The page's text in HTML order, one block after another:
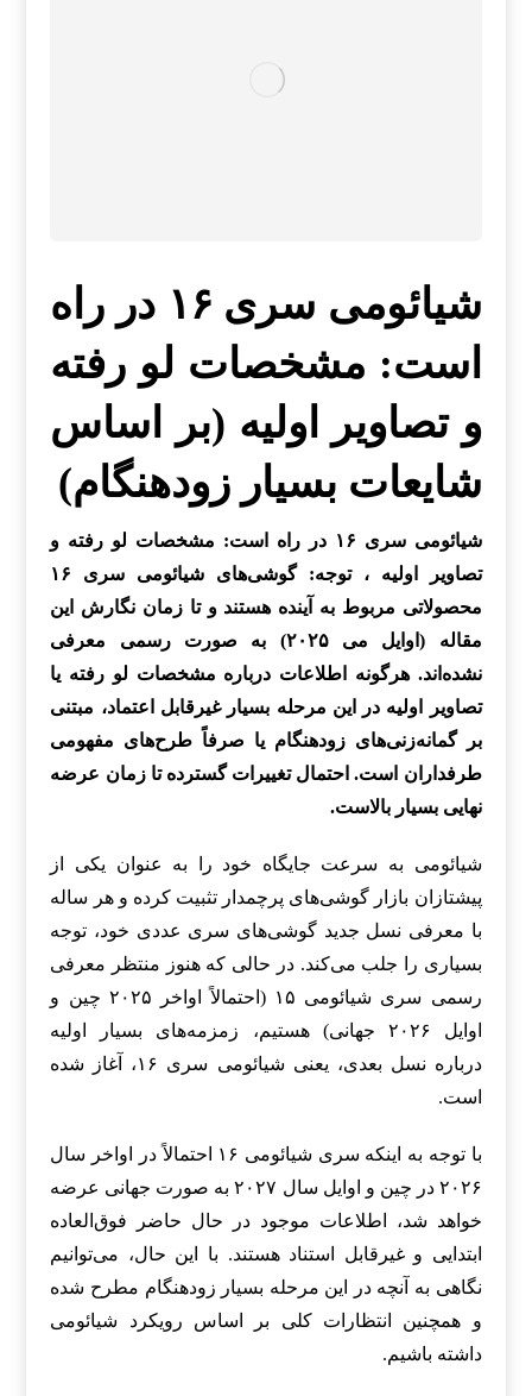
شیائومی سری ۱۶ در راه
است: مشخصات لو رفته
و تصاویر اولیه (بر اساس
شایعات بسیار زودهنگام)
شیائومی سری ۱۶ در راه است: مشخصات لو رفته و
تصاویر اولیه ، توجه: گوشی‌های شیائومی سری ۱۶
محصولاتی مربوط به آینده هستند و تا زمان نگارش این
مقاله (اوایل می ۲۰۲۵) به صورت رسمی معرفی
نشده‌اند. هرگونه اطلاعات درباره مشخصات لو رفته یا
تصاویر اولیه در این مرحله بسیار غیرقابل اعتماد، مبتنی
بر گمانه‌زنی‌های زودهنگام یا صرفاً طرح‌های مفهومی
طرفداران است. احتمال تغییرات گسترده تا زمان عرضه
نهایی بسیار بالاست.
شیائومی به سرعت جایگاه خود را به عنوان یکی از
پیشتازان بازار گوشی‌های پرچمدار تثبیت کرده و هر ساله
با معرفی نسل جدید گوشی‌های سری عددی خود، توجه
بسیاری را جلب می‌کند. در حالی که هنوز منتظر معرفی
رسمی سری شیائومی ۱۵ (احتمالاً اواخر ۲۰۲۵ چین و
اوایل ۲۰۲۶ جهانی) هستیم، زمزمه‌های بسیار اولیه
درباره نسل بعدی، یعنی شیائومی سری ۱۶، آغاز شده
است.
با توجه به اینکه سری شیائومی ۱۶ احتمالاً در اواخر سال
۲۰۲۶ در چین و اوایل سال ۲۰۲۷ به صورت جهانی عرضه
خواهد شد، اطلاعات موجود در حال حاضر فوق‌العاده
ابتدایی و غیرقابل استناد هستند. با این حال، می‌توانیم
نگاهی به آنچه در این مرحله بسیار زودهنگام مطرح شده
و همچنین انتظارات کلی بر اساس رویکرد شیائومی
داشته باشیم.